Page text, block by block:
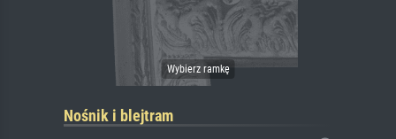
Nośnik i blejtram